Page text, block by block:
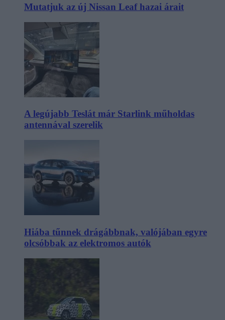
Mutatjuk az új Nissan Leaf hazai árait
A legújabb Teslát már Starlink műholdas
antennával szerelik
Hiába tűnnek drágábbnak, valójában egyre
olcsóbbak az elektromos autók